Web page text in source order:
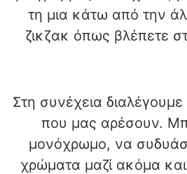
τη μια κάτω από την
ζικζακ όπως βλέπετε
Στη συνέχεια
που μας αρέσουν.
μονόχρωμο, να
χρώματα μαζί ακόμα